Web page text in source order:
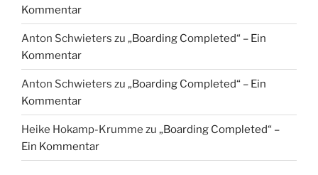
Kommentar
Anton Schwieters zu „Boarding Completed“ – Ein
Kommentar
Anton Schwieters zu „Boarding Completed“ – Ein
Kommentar
Heike Hokamp-Krumme zu „Boarding Completed“ –
Ein Kommentar